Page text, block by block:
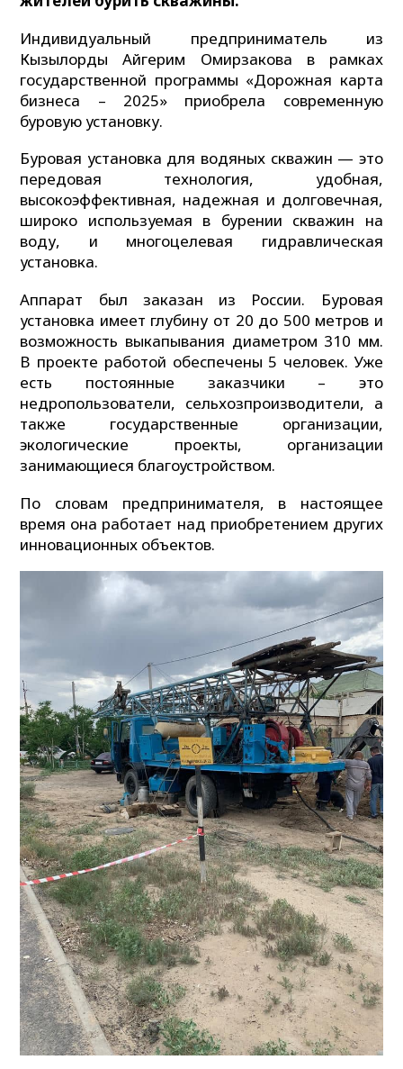
Индивидуальный предприниматель из
Кызылорды Айгерим Омирзакова в рамках
государственной программы «Дорожная карта
бизнеса – 2025» приобрела современную
буровую установку.
Буровая установка для водяных скважин — это
передовая технология, удобная,
высокоэффективная, надежная и долговечная,
широко используемая в бурении скважин на
воду, и многоцелевая гидравлическая
установка.
Аппарат был заказан из России. Буровая
установка имеет глубину от 20 до 500 метров и
возможность выкапывания диаметром 310 мм.
В проекте работой обеспечены 5 человек. Уже
есть постоянные заказчики – это
недропользователи, сельхозпроизводители, а
также государственные организации,
экологические проекты, организации
занимающиеся благоустройством.
По словам предпринимателя, в настоящее
время она работает над приобретением других
инновационных объектов.